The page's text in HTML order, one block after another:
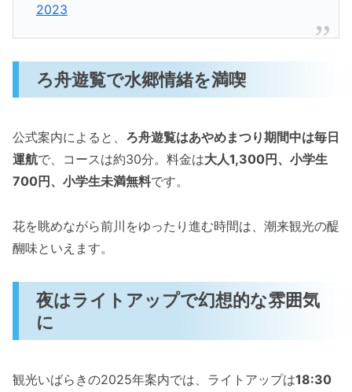
2023
ろ舟遊覧で水郷情緒を満喫
公式案内によると、 ろ舟遊覧はあやめまつり期間中は毎日
運航で、コースは約30分。料金は大人1,300円、小学生
700円、小学生未満無料です。
花を眺めながら前川をゆったり進む時間は、潮来観光の醍
醐味といえます。
夜はライトアップで幻想的な雰囲気
に
観光いばらきの2025年案内では、ライトアップは18:30